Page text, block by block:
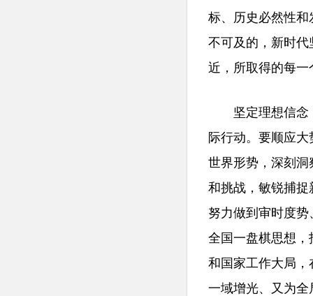
标、历史必然性
不可及的，新时
近，所取得的每
坚定理想信念，
际行动。要顺应
世界形势，深刻
和挑战，敏锐捕
努力做到审时度
全国一盘棋思想
和国家工作大局
一域增光、又为